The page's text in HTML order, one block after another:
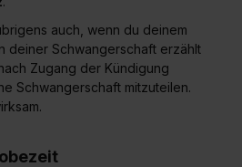
auch, wenn du deinem
deiner Schwangerschaft erzählt
Zugang der Kündigung
Schwangerschaft mitzuteilen.